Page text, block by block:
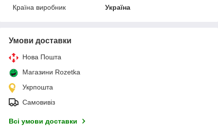
Країна виробник
Україна
Умови доставки
Нова Пошта
Магазини Rozetka
Укрпошта
Самовивіз
Всі умови доставки